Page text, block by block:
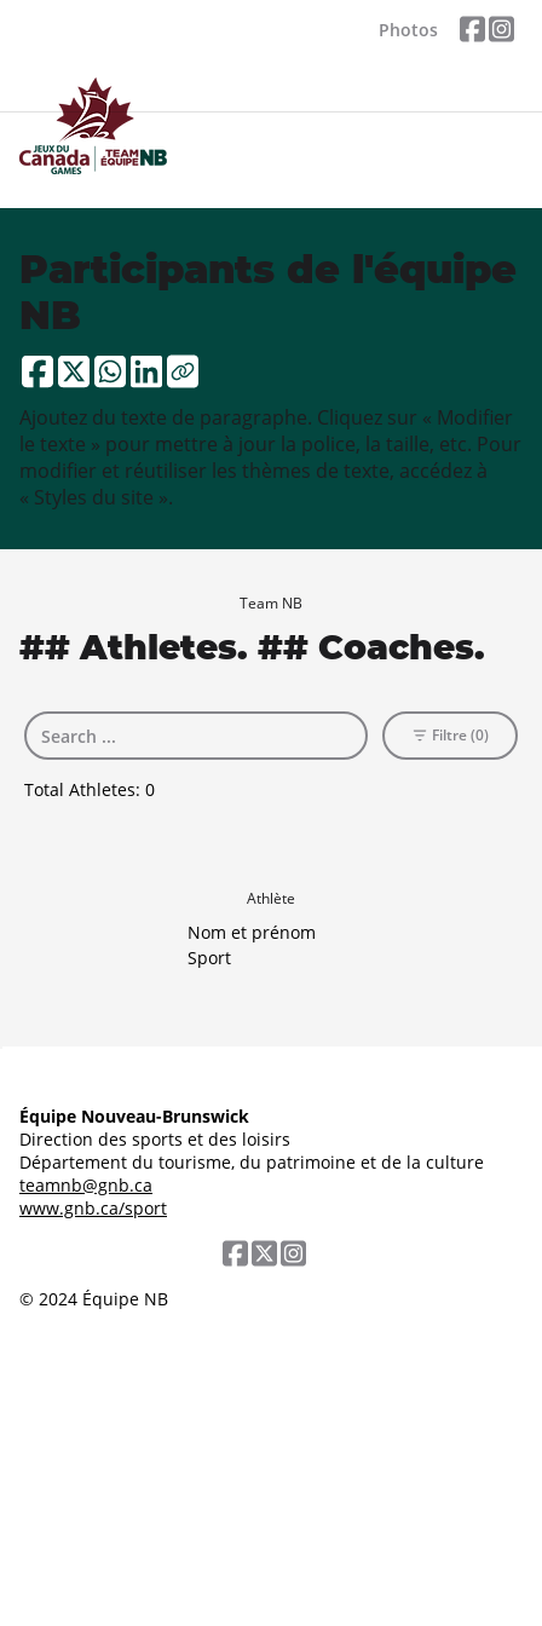
Photos
Participants de l'équipe
NB
Ajoutez du texte de paragraphe. Cliquez sur « Modifier
le texte » pour mettre à jour la police, la taille, etc. Pour
modifier et réutiliser les thèmes de texte, accédez à
« Styles du site ».
Team NB
## Athletes. ## Coaches.
Total Athletes: 0
Filtre (0)
Athlète
Nom et prénom
Sport
Équipe Nouveau-Brunswick
Direction des sports et des loisirs
Département du tourisme, du patrimoine et de la culture
teamnb@gnb.ca
www.gnb.ca/sport
© 2024 Équipe NB